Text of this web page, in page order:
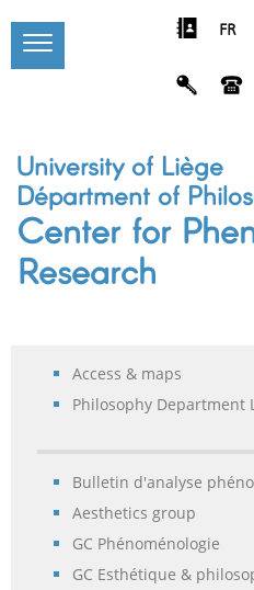
FR
University of Liège
Départment of
Center for
Research
Access & maps
Philosophy Department
Bulletin d'analyse
Aesthetics group
GC Phénoménologie
GC Esthétique &